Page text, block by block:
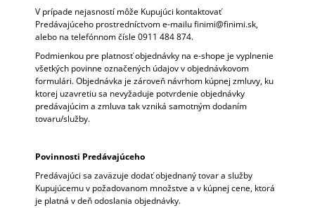
V prípade nejasností môže Kupujúci kontaktovať
Predávajúceho prostredníctvom e-mailu finimi@finimi.sk,
alebo na telefónnom čísle 0911 484 874.
Podmienkou pre platnosť objednávky na e-shope je vyplnenie
všetkých povinne označených údajov v objednávkovom
formulári. Objednávka je zároveň návrhom kúpnej zmluvy, ku
ktorej uzavretiu sa nevyžaduje potvrdenie objednávky
predávajúcim a zmluva tak vzniká samotným dodaním
tovaru/služby.
Povinnosti Predávajúceho
Predávajúci sa zaväzuje dodať objednaný tovar a služby
Kupujúcemu v požadovanom množstve a v kúpnej cene, ktorá
je platná v deň odoslania objednávky.